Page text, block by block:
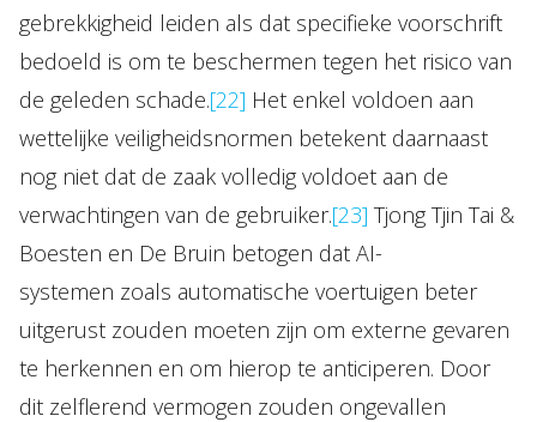
gebrekkigheid leiden als dat specifieke voorschrift
bedoeld is om te beschermen tegen het risico van
de geleden schade.[22] Het enkel voldoen aan
wettelijke veiligheidsnormen betekent daarnaast
nog niet dat de zaak volledig voldoet aan de
verwachtingen van de gebruiker.[23] Tjong Tjin Tai &
Boesten en De Bruin betogen dat AI-
systemen zoals automatische voertuigen beter
uitgerust zouden moeten zijn om externe gevaren
te herkennen en om hierop te anticiperen. Door
dit zelflerend vermogen zouden ongevallen